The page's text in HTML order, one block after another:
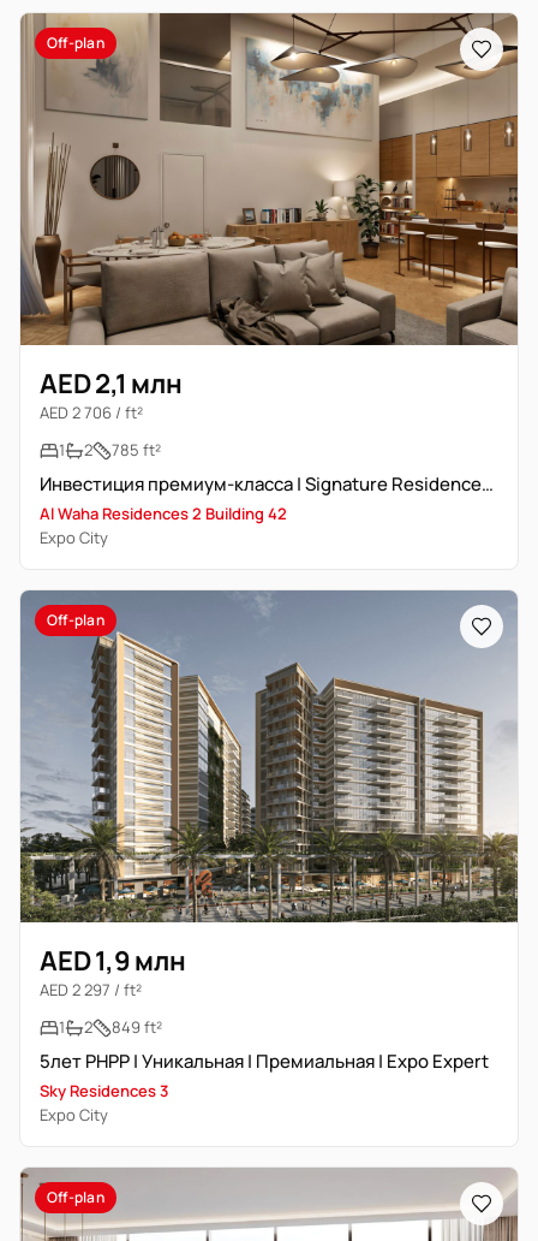
Off-plan
AED 2,1 млн
AED 2 706 / ft²
1
2 785 ft²
Инвестиция премиум-класса | Signature Residences у метро Экспо
Al Waha Residences 2 Building 42
Expo City
Off-plan
AED 1,9 млн
AED 2 297 / ft²
1
2 849 ft²
5лет PHPP | Уникальная | Премиальная | Expo Expert
Sky Residences 3
Expo City
Off-plan